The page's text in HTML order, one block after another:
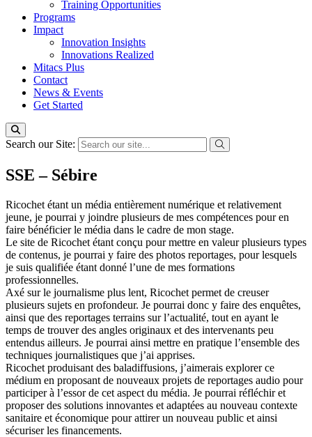
Training Opportunities
Programs
Impact
Innovation Insights
Innovations Realized
Mitacs Plus
Contact
News & Events
Get Started
Search our Site:
SSE – Sébire
Ricochet étant un média entièrement numérique et relativement
jeune, je pourrai y joindre plusieurs de mes compétences pour en
faire bénéficier le média dans le cadre de mon stage.
Le site de Ricochet étant conçu pour mettre en valeur plusieurs types
de contenus, je pourrai y faire des photos reportages, pour lesquels
je suis qualifiée étant donné l’une de mes formations
professionnelles.
Axé sur le journalisme plus lent, Ricochet permet de creuser
plusieurs sujets en profondeur. Je pourrai donc y faire des enquêtes,
ainsi que des reportages terrains sur l’actualité, tout en ayant le
temps de trouver des angles originaux et des intervenants peu
entendus ailleurs. Je pourrai ainsi mettre en pratique l’ensemble des
techniques journalistiques que j’ai apprises.
Ricochet produisant des baladiffusions, j’aimerais explorer ce
médium en proposant de nouveaux projets de reportages audio pour
participer à l’essor de cet aspect du média. Je pourrai réfléchir et
proposer des solutions innovantes et adaptées au nouveau contexte
sanitaire et économique pour attirer un nouveau public et ainsi
sécuriser les financements.